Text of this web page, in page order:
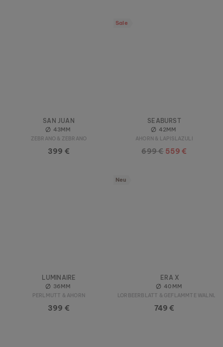
SAN JUAN
43MM
ZEBRANO & ZEBRANO
399 €
Sale
SEABURST
42MM
AHORN & LAPISLAZULI
699 € 559 €
LUMINAIRE
36MM
PERLMUTT & AHORN
399 €
Neu
ERA X
40MM
LORBEERBLATT & GEFLAMMTE WALNUSS
749 €